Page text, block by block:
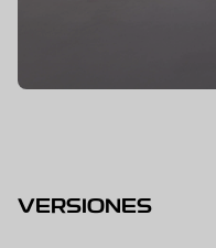
VERSIONES